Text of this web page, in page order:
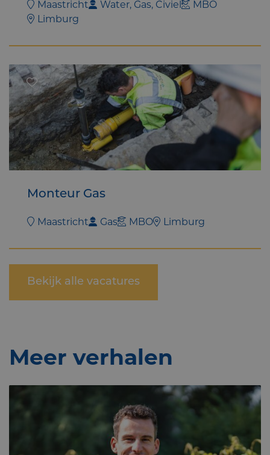
Maastricht Water, Gas, Civiel
MBO
Limburg
Monteur Gas
Maastricht Gas MBO Limburg
Bekijk alle vacatures
Meer verhalen